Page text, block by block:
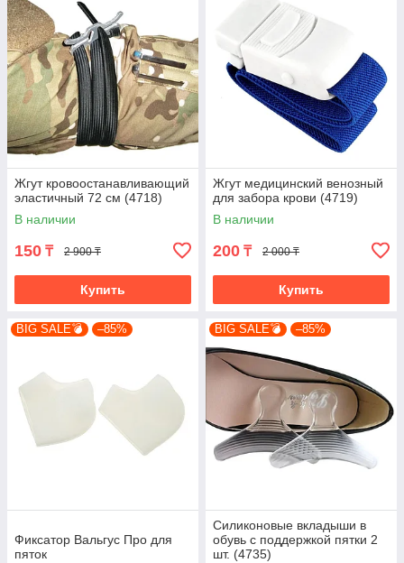
Жгут кровоостанавливающий
эластичный 72 см (4718)
В наличии
150 ₸ 2 900 ₸
Купить
Жгут медицинский венозный
для забора крови (4719)
В наличии
200 ₸ 2 000 ₸
Купить
BIG SALE💣 –85%
Фиксатор Вальгус Про для
пяток
BIG SALE💣 –85%
Силиконовые вкладыши в
обувь с поддержкой пятки 2
шт. (4735)